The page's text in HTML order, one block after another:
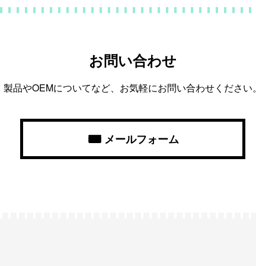
お問い合わせ
製品やOEMについてなど、お気軽にお問い合わせください。
メールフォーム